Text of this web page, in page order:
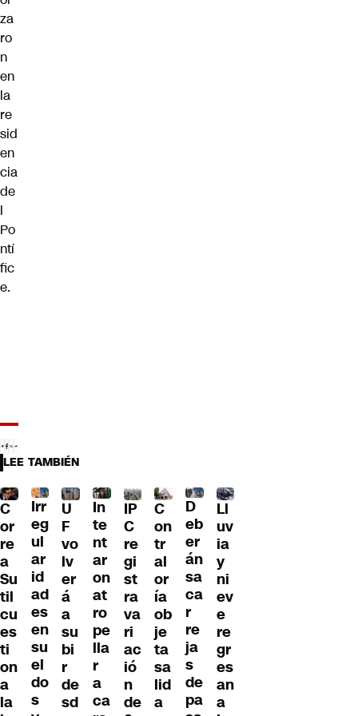
za
ro
n
en
la
re
sid
en
cia
de
l
Po
ntí
fic
e.
LEE TAMBIÉN
C
or
re
a
Su
til
cu
es
ti
on
a
la
Irr
eg
ul
ar
id
ad
es
en
su
el
do
s
U
F
vo
lv
er
á
a
su
bi
r
de
sd
In
te
nt
ar
on
at
ro
pe
lla
r
a
ca
IP
C
re
gi
st
ra
va
ri
ac
ió
n
de
C
on
tr
al
or
ía
ob
je
ta
sa
lid
a
D
eb
er
án
sa
ca
r
re
ja
s
de
pa
Ll
uv
ia
y
ni
ev
e
re
gr
es
an
a